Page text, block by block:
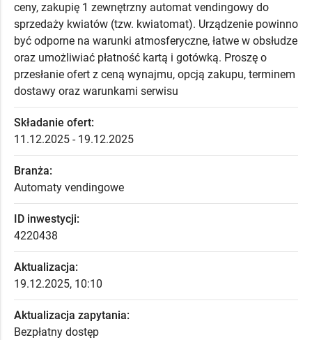
ceny, zakupię 1 zewnętrzny automat vendingowy do
sprzedaży kwiatów (tzw. kwiatomat). Urządzenie powinno
być odporne na warunki atmosferyczne, łatwe w obsłudze
oraz umożliwiać płatność kartą i gotówką. Proszę o
przesłanie ofert z ceną wynajmu, opcją zakupu, terminem
dostawy oraz warunkami serwisu
Składanie ofert:
11.12.2025 - 19.12.2025
Branża:
Automaty vendingowe
ID inwestycji:
4220438
Aktualizacja:
19.12.2025, 10:10
Aktualizacja zapytania:
Bezpłatny dostęp